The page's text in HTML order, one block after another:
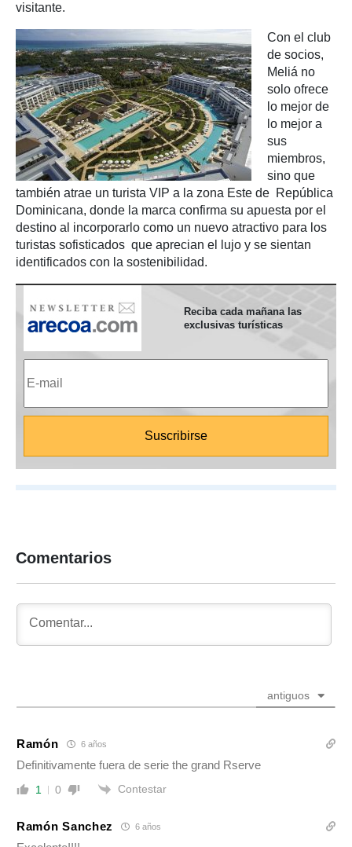
visitante.
Con el club
de socios,
Meliá no
solo ofrece
lo mejor de
lo mejor a
sus
miembros,
sino que
también atrae un turista VIP a la zona Este de República
Dominicana, donde la marca confirma su apuesta por el
destino al incorporarlo como un nuevo atractivo para los
turistas sofisticados que aprecian el lujo y se sientan
identificados con la sostenibilidad.
Reciba cada mañana las
exclusivas turísticas
Comentarios
antiguos
Ramón 6 años
Definitivamente fuera de serie the grand Rserve
1 0 Contestar
Ramón Sanchez 6 años